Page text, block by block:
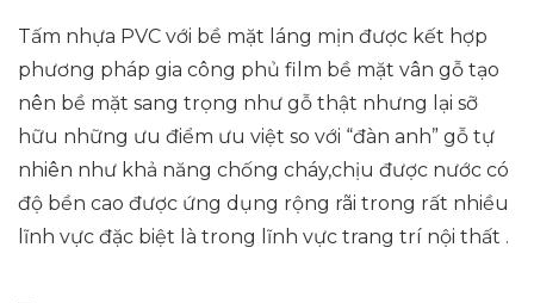
Tấm nhựa PVC với bề mặt láng mịn được kết hợp
phương pháp gia công phủ film bề mặt vân gỗ tạo
nên bề mặt sang trọng như gỗ thật nhưng lại sỡ
hữu những ưu điểm ưu việt so với “đàn anh” gỗ tự
nhiên như khả năng chống cháy,chịu được nước có
độ bền cao được ứng dụng rộng rãi trong rất nhiều
lĩnh vực đặc biệt là trong lĩnh vực trang trí nội thất .